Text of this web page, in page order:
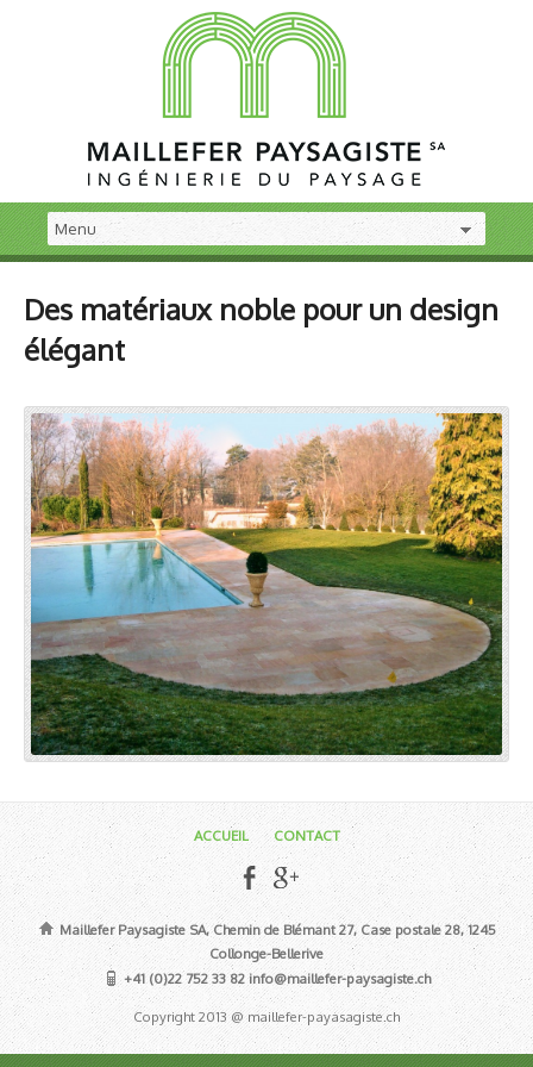
Des matériaux noble pour un design
élégant
ACCUEIL CONTACT
Maillefer Paysagiste SA, Chemin de Blémant 27, Case postale 28, 1245
Collonge-Bellerive
+41 (0)22 752 33 82 info@maillefer-paysagiste.ch
Copyright 2013 @ maillefer-payasagiste.ch